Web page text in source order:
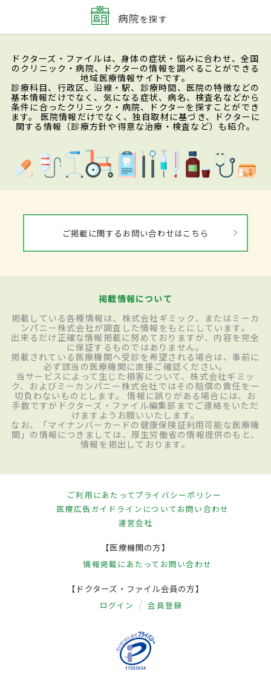
病院を探す
ドクターズ・ファイルは、身体の症状・悩みに合わせ、全国
のクリニック・病院、ドクターの情報を調べることができる
地域医療情報サイトです。
診療科目、行政区、沿線・駅、診療時間、医院の特徴などの
基本情報だけでなく、気になる症状、病名、検査名などから
条件に合ったクリニック・病院、ドクターを探すことができ
ます。 医院情報だけでなく、独自取材に基づき、ドクターに
関する情報（診療方針や得意な治療・検査など）も紹介。
ご掲載に関するお問い合わせはこちら
掲載情報について
掲載している各種情報は、株式会社ギミック、またはミーカ
ンパニー株式会社が調査した情報をもとにしています。
出来るだけ正確な情報掲載に努めておりますが、内容を完全
に保証するものではありません。
掲載されている医療機関へ受診を希望される場合は、事前に
必ず該当の医療機関に直接ご確認ください。
当サービスによって生じた損害について、株式会社ギミッ
ク、およびミーカンパニー株式会社ではその賠償の責任を一
切負わないものとします。 情報に誤りがある場合には、お
手数ですがドクターズ・ファイル編集部までご連絡をいただ
けますようお願いいたします。
なお、「マイナンバーカードの健康保険証利用可能な医療機
関」の情報につきましては、厚生労働省の情報提供のもと、
情報を掲出しております。
ご利用にあたってプライバシーポリシー
医療広告ガイドラインについてお問い合わせ
運営会社
【医療機関の方】
情報掲載にあたって お問い合わせ
【ドクターズ・ファイル会員の方】
ログイン 会員登録